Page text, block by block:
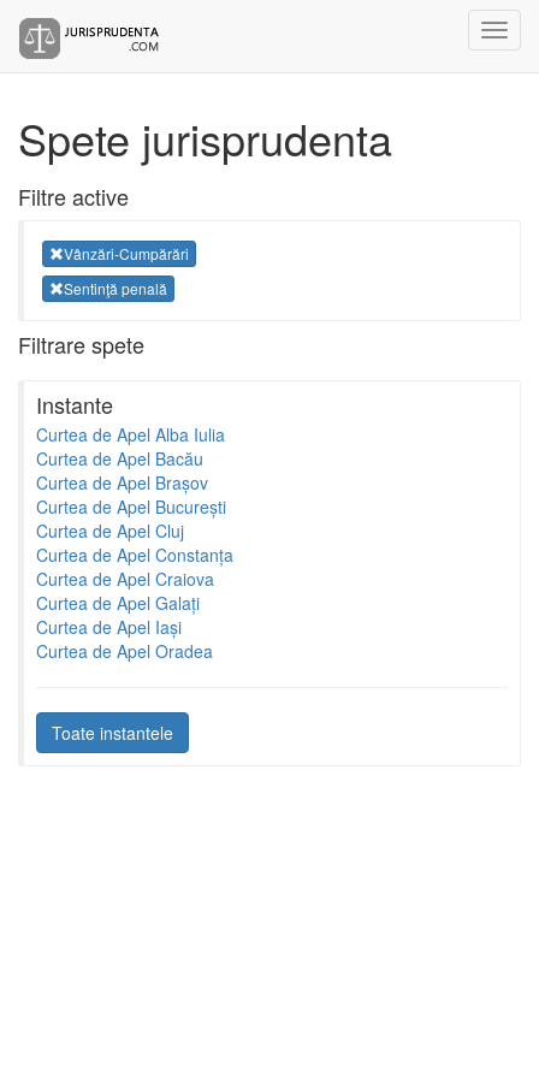
Spete jurisprudenta
Filtre active
Vânzări-Cumpărări
Sentinţă penală
Filtrare spete
Instante
Curtea de Apel Alba Iulia
Curtea de Apel Bacău
Curtea de Apel Brașov
Curtea de Apel București
Curtea de Apel Cluj
Curtea de Apel Constanța
Curtea de Apel Craiova
Curtea de Apel Galați
Curtea de Apel Iași
Curtea de Apel Oradea
Toate instantele